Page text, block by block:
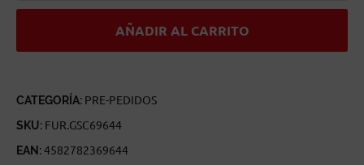
YOU'RE
AÑADIR AL CARRITO
CATEGORÍA: PRE-PEDIDOS
SKU: FUR.GSC69644
EAN:4582782369644